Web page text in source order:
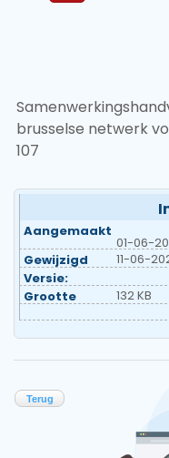
brusselse netwerk
107
Aangemaakt
01-06-
Gewijzigd
11-06-
Versie:
Grootte
132 KB
Terug